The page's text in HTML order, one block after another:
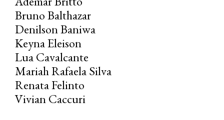
Bruno Balthazar
Denilson Baniwa
Keyna Eleison
Lua Cavalcante
Mariah Rafaela Silva
Renata Felinto
Vivian Caccuri